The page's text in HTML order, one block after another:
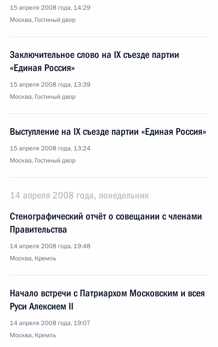
15 апреля 2008 года, 14:29
Москва, Гостиный двор
Заключительное слово на IX съезде партии
«Единая Россия»
15 апреля 2008 года, 13:39
Москва, Гостиный двор
Выступление на IX съезде партии «Единая Россия»
15 апреля 2008 года, 13:24
Москва, Гостиный двор
14 апреля 2008 года, понедельник
Стенографический отчёт о совещании с членами
Правительства
14 апреля 2008 года, 19:48
Москва, Кремль
Начало встречи с Патриархом Московским и всея
Руси Алексием II
14 апреля 2008 года, 19:07
Москва, Кремль